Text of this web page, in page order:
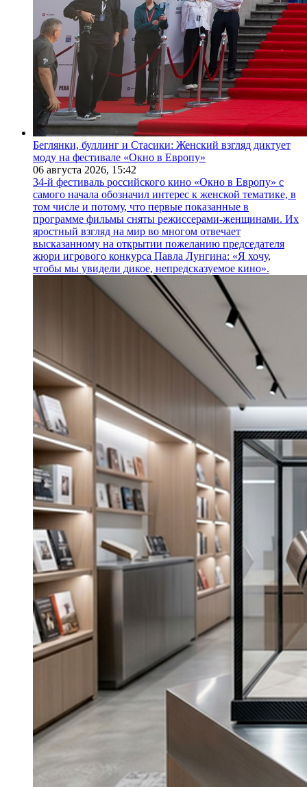
Беглянки, буллинг и Стасики: Женский взгляд диктует
моду на фестивале «Окно в Европу»
06 августа 2026, 15:42
34-й фестиваль российского кино «Окно в Европу» с
самого начала обозначил интерес к женской тематике, в
том числе и потому, что первые показанные в
программе фильмы сняты режиссерами-женщинами. Их
яростный взгляд на мир во многом отвечает
высказанному на открытии пожеланию председателя
жюри игрового конкурса Павла Лунгина: «Я хочу,
чтобы мы увидели дикое, непредсказуемое кино».